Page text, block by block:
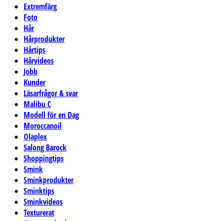
Extremfärg
Foto
Hår
Hårprodukter
Hårtips
Hårvideos
Jobb
Kunder
Läsarfrågor & svar
Malibu C
Modell för en Dag
Moroccanoil
Olaplex
Salong Barock
Shoppingtips
Smink
Sminkprodukter
Sminktips
Sminkvideos
Texturerat